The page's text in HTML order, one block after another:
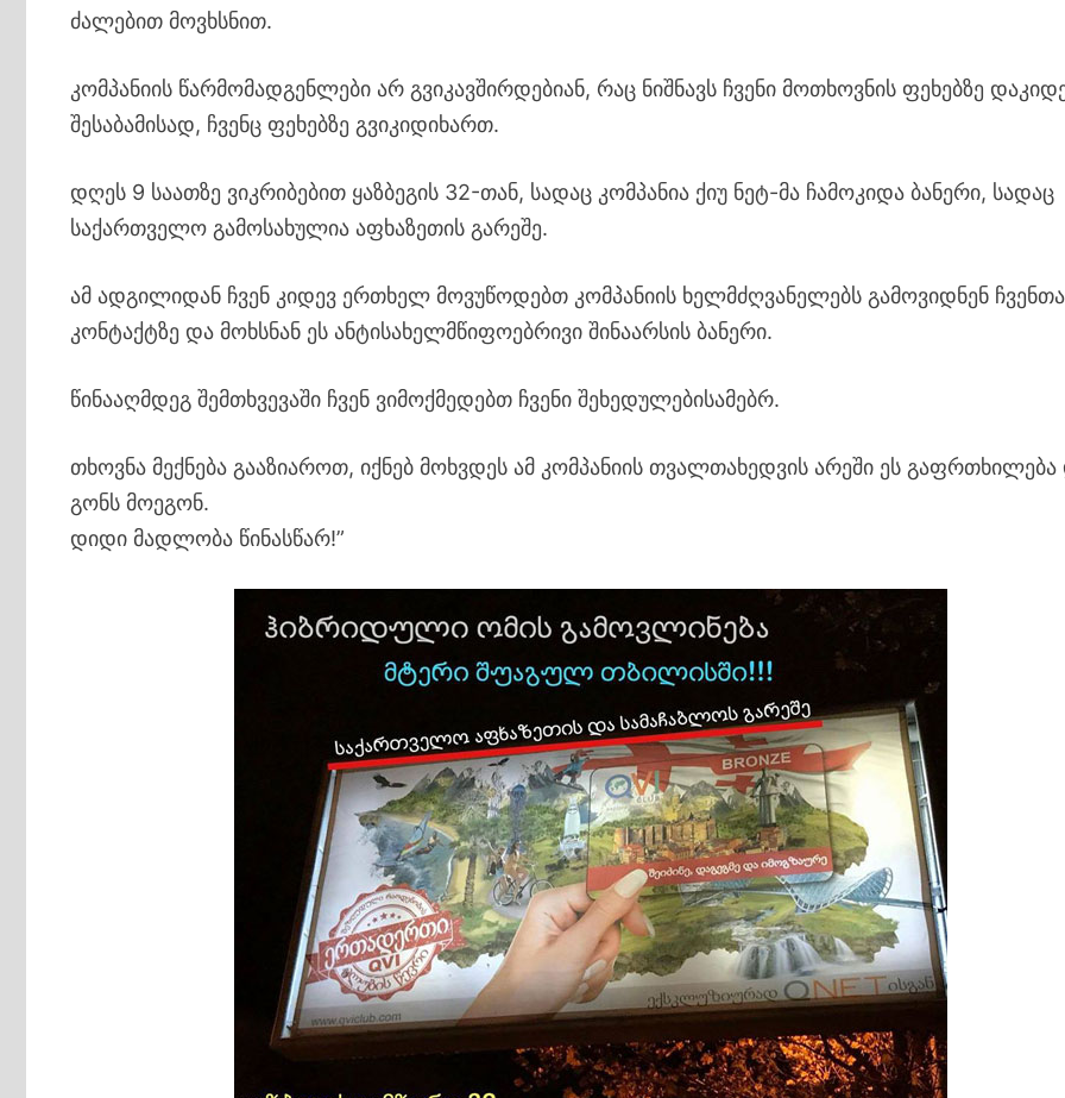
ძალებით მოვხსნით.
კომპანიის წარმომადგენლები არ გვიკავშირდებიან, რაც ნიშნავს ჩვენი მოთხოვნის ფეხებზე
შესაბამისად, ჩვენც ფეხებზე გვიკიდიხართ.
დღეს 9 საათზე ვიკრიბებით ყაზბეგის 32-თან, სადაც კომპანია ქიუ ნეტ-მა ჩამოკიდა ბანერი, სადაც
საქართველო გამოსახულია აფხაზეთის გარეშე.
ამ ადგილიდან ჩვენ კიდევ ერთხელ მოვუწოდებთ კომპანიის ხელმძღვანელებს გამოვიდნენ
კონტაქტზე და მოხსნან ეს ანტისახელმწიფოებრივი შინაარსის ბანერი.
წინააღმდეგ შემთხვევაში ჩვენ ვიმოქმედებთ ჩვენი შეხედულებისამებრ.
თხოვნა მექნება გააზიაროთ, იქნებ მოხვდეს ამ კომპანიის თვალთახედვის არეში ეს
გონს მოეგონ.
დიდი მადლობა წინასწარ!”